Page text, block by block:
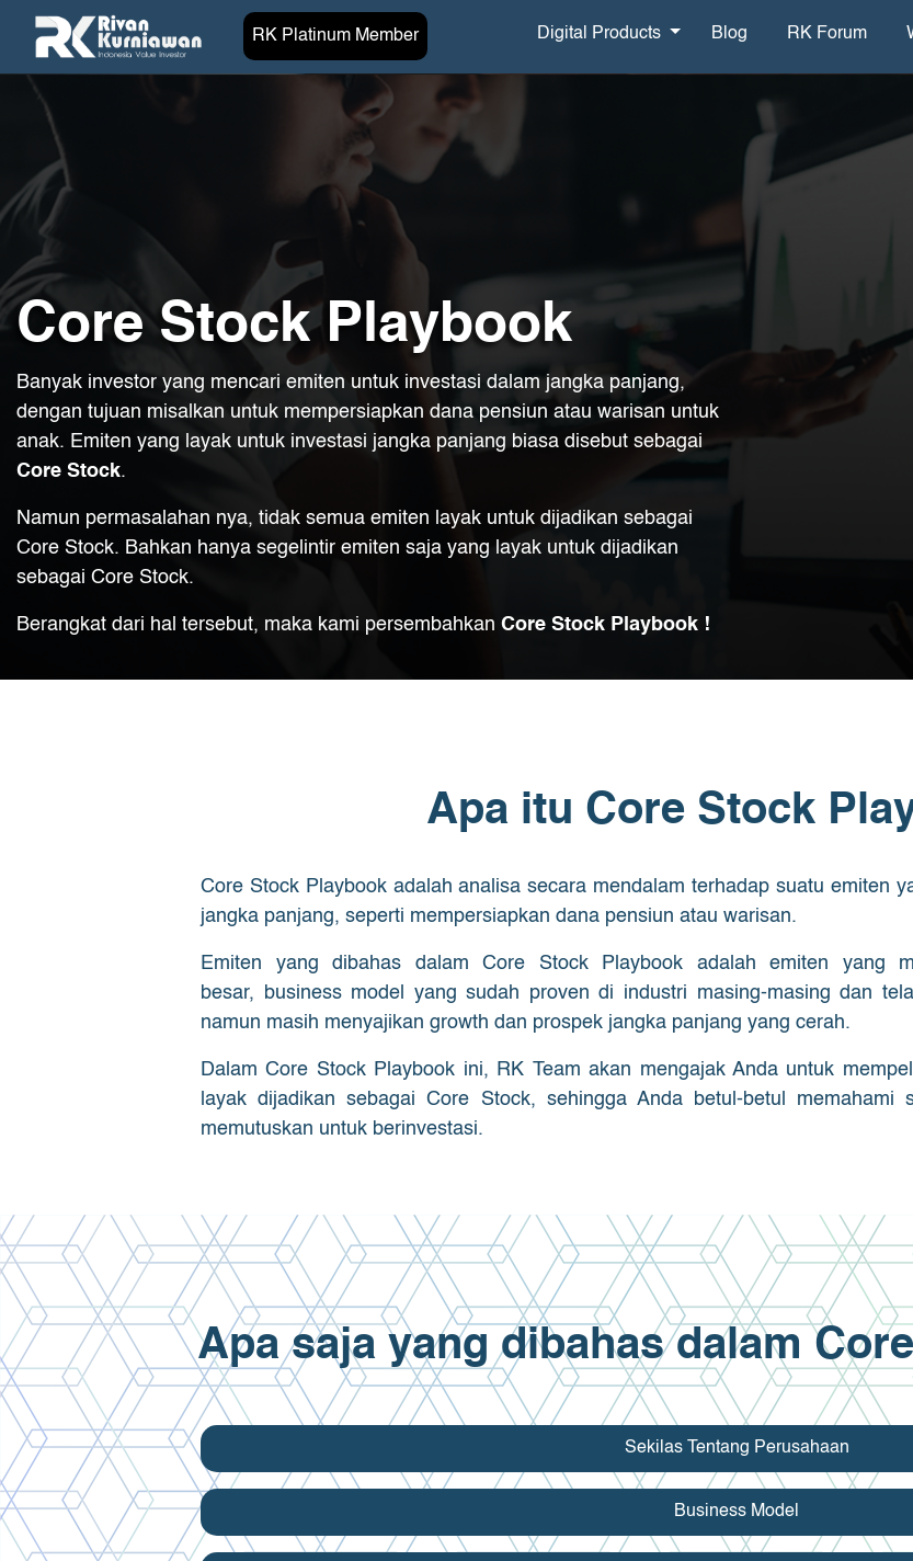
RK Platinum Member Digital Products Blog RK Forum
Core Stock Playbook
Banyak investor yang mencari emiten untuk investasi dalam jangka panjang,
dengan tujuan misalkan untuk mempersiapkan dana pensiun atau warisan untuk
anak. Emiten yang layak untuk investasi jangka panjang biasa disebut sebagai
Core Stock.
Namun permasalahan nya, tidak semua emiten layak untuk dijadikan sebagai
Core Stock. Bahkan hanya segelintir emiten saja yang layak untuk dijadikan
sebagai Core Stock.
Berangkat dari hal tersebut, maka kami persembahkan Core Stock Playbook !
Apa itu Core Stock
Core Stock Playbook adalah analisa secara mendalam terhadap suatu emiten
jangka panjang, seperti mempersiapkan dana pensiun atau warisan.
Emiten yang dibahas dalam Core Stock Playbook adalah emiten yang
besar, business model yang sudah proven di industri masing-masing dan
namun masih menyajikan growth dan prospek jangka panjang yang cerah.
Dalam Core Stock Playbook ini, RK Team akan mengajak Anda untuk
layak dijadikan sebagai Core Stock, sehingga Anda betul-betul memahami
memutuskan untuk berinvestasi.
Apa saja yang dibahas dalam
Sekilas Tentang Perusahaan
Business Model